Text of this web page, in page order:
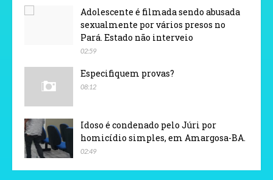
Adolescente é filmada sendo abusada
sexualmente por vários presos no
Pará. Estado não interveio
02:59
Especifiquem provas?
08:12
Idoso é condenado pelo Júri por
homicídio simples, em Amargosa-BA.
02:49